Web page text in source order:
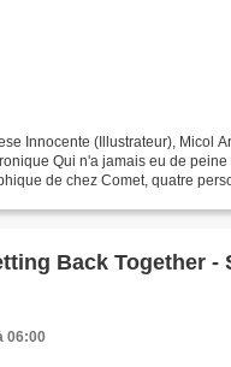
Innocente (Illustrateur), Micol
Qui n'a jamais eu de
de chez Comet, quatre
Back Together -
06:00